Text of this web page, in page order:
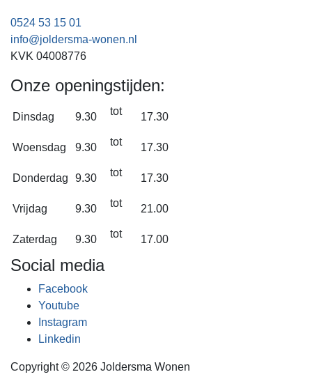
0524 53 15 01
info@joldersma-wonen.nl
KVK 04008776
Onze openingstijden:
Dinsdag 9.30 tot 17.30
Woensdag 9.30 tot 17.30
Donderdag 9.30 tot 17.30
Vrijdag 9.30 tot 21.00
Zaterdag 9.30 tot 17.00
Social media
Facebook
Youtube
Instagram
Linkedin
Copyright © 2026 Joldersma Wonen